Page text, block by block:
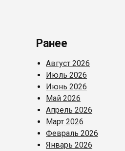
Ранее
Август 2026
Июль 2026
Июнь 2026
Май 2026
Апрель 2026
Март 2026
Февраль 2026
Январь 2026